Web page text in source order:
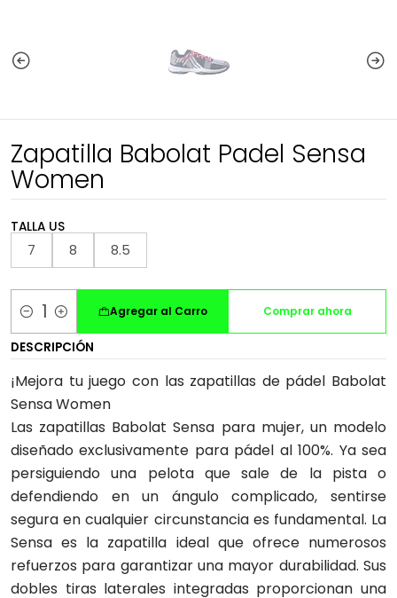
Zapatilla Babolat Padel Sensa
Women
TALLA US
7 8 8.5
Cantidad
Agregar al Carro Comprar ahora
DESCRIPCIÓN
¡Mejora tu juego con las zapatillas de pádel Babolat
Sensa Women
Las zapatillas Babolat Sensa para mujer, un modelo
diseñado exclusivamente para pádel al 100%. Ya sea
persiguiendo una pelota que sale de la pista o
defendiendo en un ángulo complicado, sentirse
segura en cualquier circunstancia es fundamental. La
Sensa es la zapatilla ideal que ofrece numerosos
refuerzos para garantizar una mayor durabilidad. Sus
dobles tiras laterales integradas proporcionan una